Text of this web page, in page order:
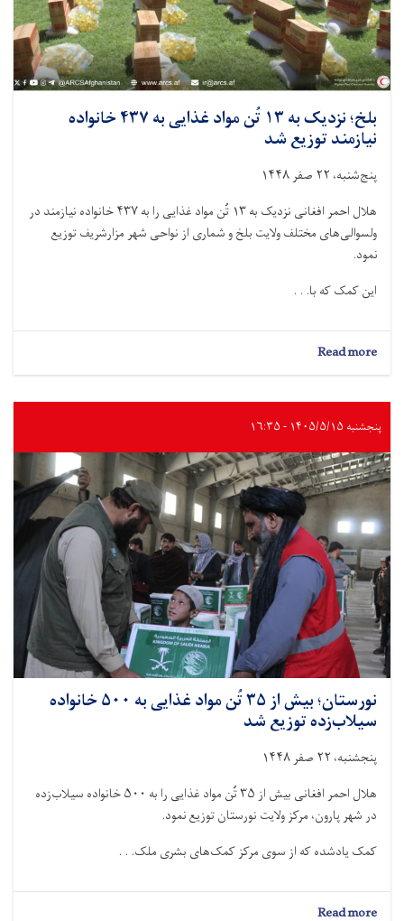
بلخ؛ نزدیک به ۱۳ تُن مواد غذایی به ۴۳۷ خانواده
نیازمند توزیع شد
پنج‌شنبه، ۲۲ صفر ۱۴۴۸
هلال احمر افغانی نزدیک به ۱۳ تُن مواد غذایی را به ۴۳۷ خانواده نیازمند در
ولسوالی‌های مختلف ولایت بلخ و شماری از نواحی شهر مزارشریف توزیع
نمود.
این کمک‌ که با. . .
Read more
بلخ؛
به
۱۳
مواد
غذایی
به
۴۳۷
خانواده
نیازمند
توزیع
شد
پنجشنبه ۱۴۰۵/۵/۱۵ - ۱۶:۳۵
نورستان؛ بیش از ۳۵ تُن مواد غذایی به ۵۰۰ خانواده
سیلاب‌زده توزیع شد
پنجشنبه، ۲۲ صفر ۱۴۴۸
هلال احمر افغانی بیش از ۳۵ تُن مواد غذایی را به ۵۰۰ خانواده سیلاب‌زده
در شهر پارون، مرکز ولایت نورستان توزیع نمود.
کمک یادشده که از سوی مرکز کمک‌های بشرى ملک. . .
Read more